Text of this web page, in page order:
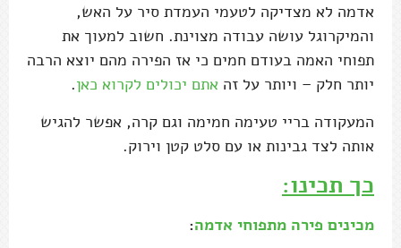
אדמה לא מצדיקה לטעמי העמדת סיר על האש,
והמיקרוגל עושה עבודה מצוינת. חשוב למעוך את
תפוחי האמה בעודם חמים כי אז הפירה מהם יוצא הרבה
יותר חלק – ויותר על זה אתם יכולים לקרוא כאן.
המעקודה בריי טעימה חמימה וגם קרה, אפשר להגיש
אותה לצד גבינות או עם סלט קטן וירוק.
כך תכינו:
מכינים פירה מתפוחי אדמה: